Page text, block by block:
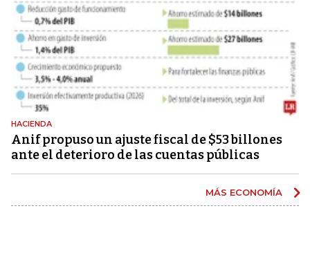
HACIENDA
Anif propuso un ajuste fiscal de $53 billones
ante el deterioro de las cuentas públicas
MÁS ECONOMÍA